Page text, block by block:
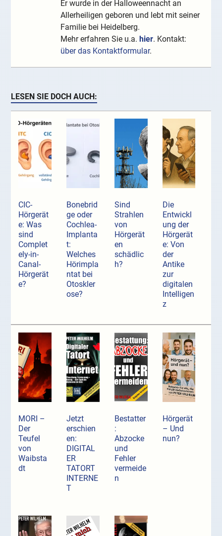
Er wurde in der Halloweennacht an
Allerheiligen geboren und lebt mit seiner
Familie bei Heidelberg.
Mehr erfahren Sie u.a.hier. Kontakt:
über das Kontaktformular.
LESEN SIE DOCH AUCH:
CIC-
Hörgerät
e: Was
sind
Complet
ely-in-
Canal-
Hörgerät
e?
Bonebrid
ge oder
Cochlea-
Implanta
t:
Welches
Hörimpla
ntat bei
Otoskler
ose?
Sind
Strahlen
von
Hörgerät
en
schädlic
h?
Die
Entwickl
ung der
Hörgerät
e: Von
der
Antike
zur
digitalen
Intelligen
z
MORI –
Der
Teufel
von
Waibsta
dt
Jetzt
erschien
en:
DIGITAL
ER
TATORT
INTERNE
T
Bestatter
:
Abzocke
und
Fehler
vermeide
n
Hörgerät
– Und
nun?